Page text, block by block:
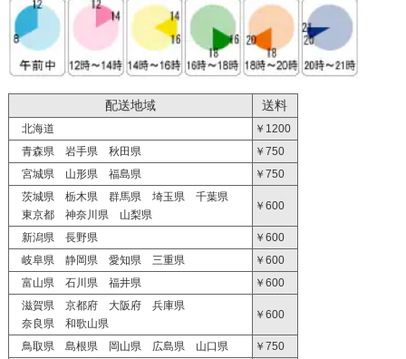
配送地域 送料
北海道
￥1200
青森県 岩手県 秋田県
￥750
宮城県 山形県 福島県
￥750
茨城県 栃木県 群馬県 埼玉県 千葉県
東京都 神奈川県 山梨県
￥600
新潟県 長野県
￥600
岐阜県 静岡県 愛知県 三重県
￥600
富山県 石川県 福井県
￥600
滋賀県 京都府 大阪府 兵庫県
奈良県 和歌山県
￥600
鳥取県 島根県 岡山県 広島県 山口県
￥750